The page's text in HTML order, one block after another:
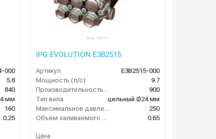
000
5.8
840
мм
160
0.25
IPG EVOLUTION E3B2515
Артикул
E3B2515-000
Мощность (л/с)
9.7
Производительность (л/ч)
900
Тип вала
цельный Ø24 мм
Максимальное давление воды (бар)
250
Объём заливаемого масла (л)
0.65
Цена